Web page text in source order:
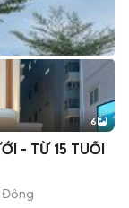
+2
6
VIỆC HÈ LƯƠNG LIỀN, NV PHỤ TIỆC CƯỚI - TỪ 15 TUỔI
Đông